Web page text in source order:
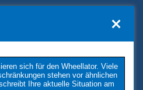
sich für den Wheellator. Viele
stehen vor ähnlichen
Ihre aktuelle Situation am